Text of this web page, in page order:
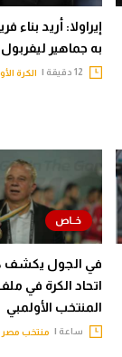
إيراولا: أريد بناء
به جماهير ليفربول
الكرة
في الجول يكشف
اتحاد الكرة في
المنتخب الأولمبي
ساعة | منتخب مصر